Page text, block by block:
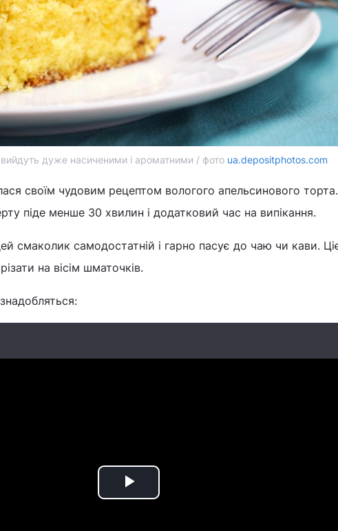
дуже насиченими і ароматними / фото ua.depositphotos.com
своїм чудовим рецептом вологого апельсинового
піде менше 30 хвилин і додатковий час на випікання.
смаколик самодостатній і гарно пасує до чаю чи кави.
на вісім шматочків.
Play